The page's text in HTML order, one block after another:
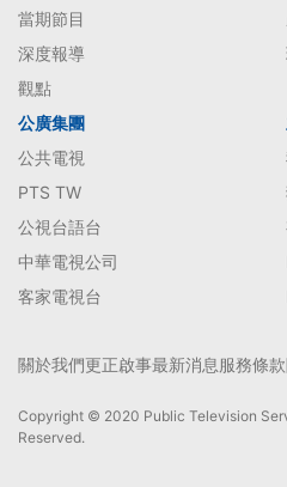
當期節目
深度報導
觀點
公廣集團
公共電視
PTS TW
公視台語台
中華電視公司
客家電視台
關於我們更正啟事最新消息服務條款
Copyright © 2020 Public Television
Reserved.